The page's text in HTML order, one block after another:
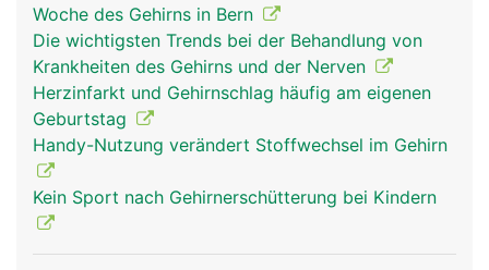
hirn frau
Woche des Gehirns in Bern
Die wichtigsten Trends bei der Behandlung von
Krankheiten des Gehirns und der Nerven
Herzinfarkt und Gehirnschlag häufig am eigenen
Geburtstag
Handy-Nutzung verändert Stoffwechsel im Gehirn
Kein Sport nach Gehirnerschütterung bei Kindern